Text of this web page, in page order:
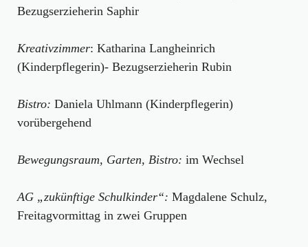
Bezugserzieherin Saphir
Kreativzimmer: Katharina Langheinrich
(Kinderpflegerin)- Bezugserzieherin Rubin
Bistro: Daniela Uhlmann (Kinderpflegerin)
vorübergehend
Bewegungsraum, Garten, Bistro: im Wechsel
AG „zukünftige Schulkinder“: Magdalene Schulz,
Freitagvormittag in zwei Gruppen